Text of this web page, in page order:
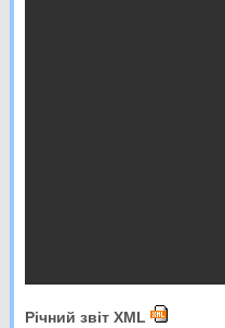
Річний звіт XML